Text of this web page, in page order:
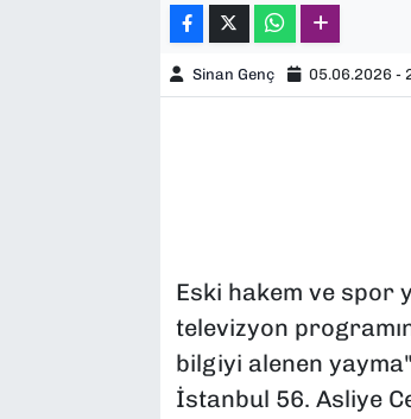
Sinan Genç 05.06.2026 -
Eski hakem ve spor
televizyon
bilgiyi alenen
İstanbul 56. Asliye